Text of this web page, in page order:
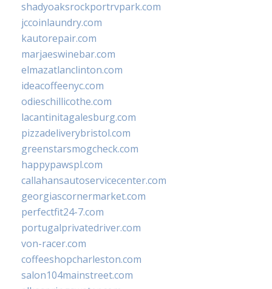
shadyoaksrockportrvpark.com
jccoinlaundry.com
kautorepair.com
marjaeswinebar.com
elmazatlanclinton.com
ideacoffeenyc.com
odieschillicothe.com
lacantinitagalesburg.com
pizzadeliverybristol.com
greenstarsmogcheck.com
happypawspl.com
callahansautoservicecenter.com
georgiascornermarket.com
perfectfit24-7.com
portugalprivatedriver.com
von-racer.com
coffeeshopcharleston.com
salon104mainstreet.com